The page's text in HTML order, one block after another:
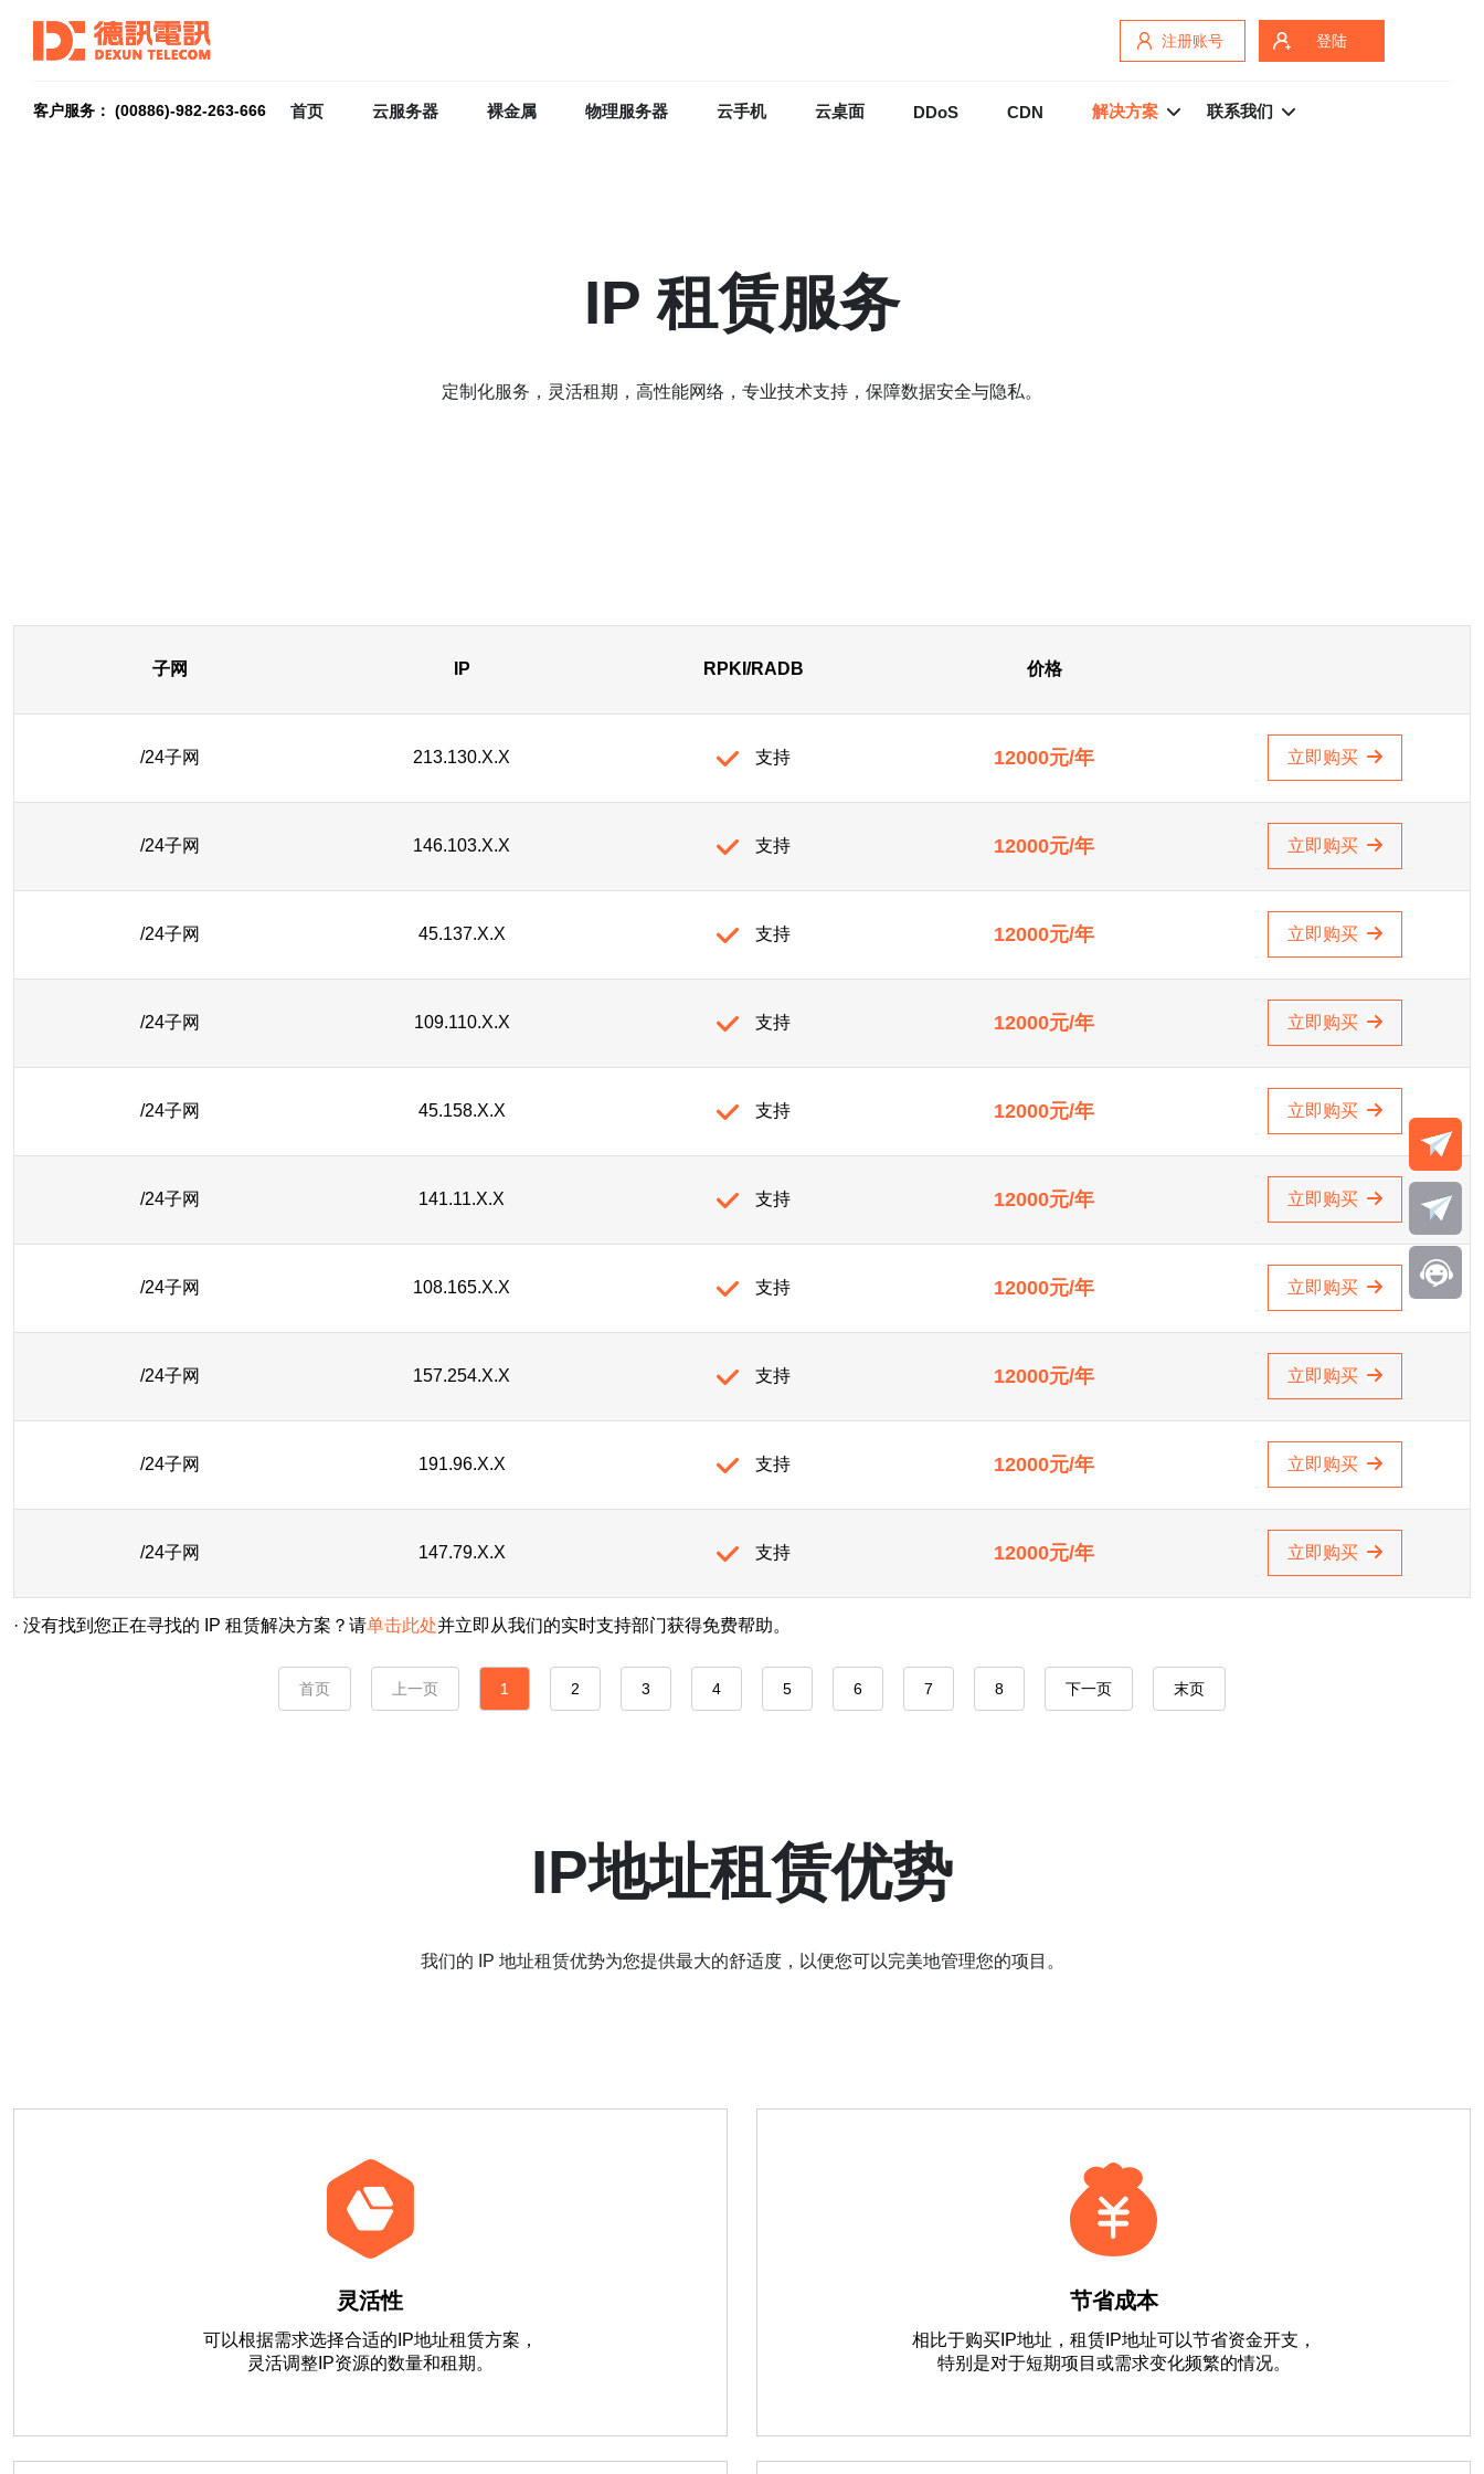
注册账号 登陆
客户服务： (00886)-982-263-666 首页 云服务器 裸金属 物理服务器 云手机 云桌面 DDoS CDN 解决方案 联系我们
IP 租赁服务
定制化服务，灵活租期，高性能网络，专业技术支持，保障数据安全与隐私。
子网 IP RPKI/RADB 价格
/24子网 213.130.X.X 支持 12000元/年 立即购买
/24子网 146.103.X.X 支持 12000元/年 立即购买
/24子网 45.137.X.X 支持 12000元/年 立即购买
/24子网 109.110.X.X 支持 12000元/年 立即购买
/24子网 45.158.X.X 支持 12000元/年 立即购买
/24子网 141.11.X.X 支持 12000元/年 立即购买
/24子网 108.165.X.X 支持 12000元/年 立即购买
/24子网 157.254.X.X 支持 12000元/年 立即购买
/24子网 191.96.X.X 支持 12000元/年 立即购买
/24子网 147.79.X.X 支持 12000元/年 立即购买
· 没有找到您正在寻找的 IP 租赁解决方案？请单击此处并立即从我们的实时支持部门获得免费帮助。
首页 上一页 1 2 3 4 5 6 7 8 下一页 末页
IP地址租赁优势
我们的 IP 地址租赁优势为您提供最大的舒适度，以便您可以完美地管理您的项目。
灵活性
可以根据需求选择合适的IP地址租赁方案，
灵活调整IP资源的数量和租期。
节省成本
相比于购买IP地址，租赁IP地址可以节省资金开支，
特别是对于短期项目或需求变化频繁的情况。